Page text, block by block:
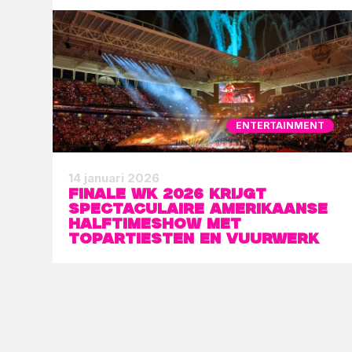
ENTERTAINMENT
14 januari 2026
Finale WK 2026 krijgt
spectaculaire Amerikaanse
halftimeshow met
topartiesten en vuurwerk